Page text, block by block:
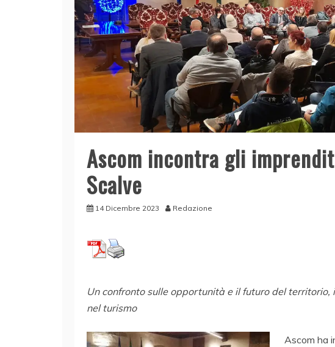
Ascom incontra gli
Scalve
14 Dicembre 2023 Redazione
Un confronto sulle opportunità e il futuro del
nel turismo
Ascom ha